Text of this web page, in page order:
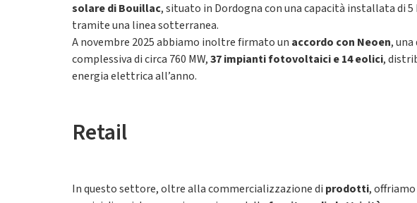
solare di Bouillac, situato in Dordogna con una capacità installata di
tramite una linea sotterranea.
A novembre 2025 abbiamo inoltre firmato un accordo con Neoen,
complessiva di circa 760 MW,37 impianti fotovoltaici e 14 eolici,
energia elettrica all’anno.
Retail
In questo settore, oltre alla commercializzazione di prodotti,